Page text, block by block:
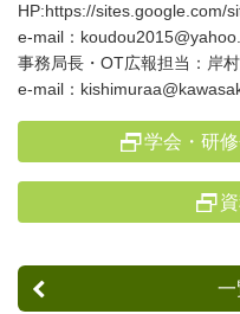
HP:https://sites.google.com/
e-mail：
事務局長・OT広報担当：岸
e-mail：
学会・研
一